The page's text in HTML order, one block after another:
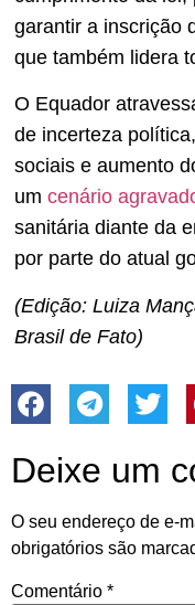
garantir a inscrição
que também lidera
O Equador
de incerteza
sociais e aumento
um cenário
sanitária diante da
por parte do atual
(Edição: Luiza
Brasil de Fato)
Deixe um
O seu endereço de e-
obrigatórios são
Comentário *